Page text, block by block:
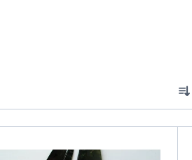
Ř
a